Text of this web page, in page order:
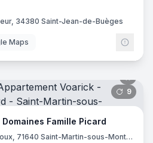
34380 Saint-Jean-de-Buèges
Maps
9
Famille Picard
7 Rte de la Croix Réu Choux, 71640 Saint-Martin-sous-Montaigu